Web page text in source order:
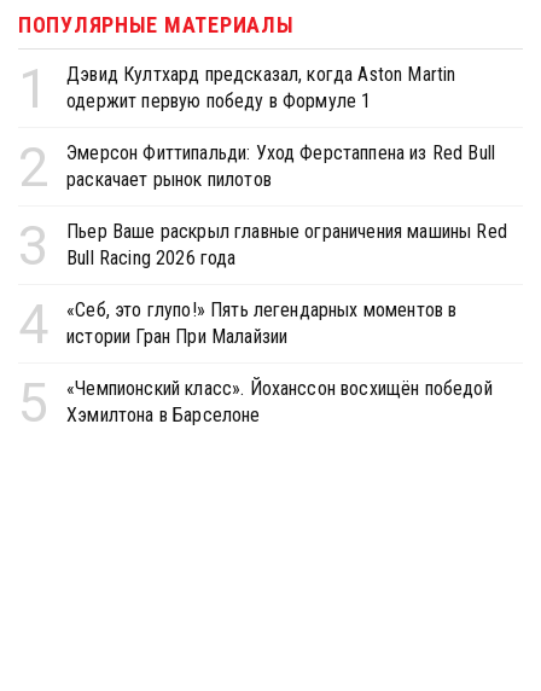
ПОПУЛЯРНЫЕ МАТЕРИАЛЫ
1
Дэвид Култхард предсказал, когда Aston Martin
одержит первую победу в Формуле 1
2
Эмерсон Фиттипальди: Уход Ферстаппена из Red Bull
раскачает рынок пилотов
3
Пьер Ваше раскрыл главные ограничения машины Red
Bull Racing 2026 года
4
«Себ, это глупо!» Пять легендарных моментов в
истории Гран При Малайзии
5
«Чемпионский класс». Йоханссон восхищён победой
Хэмилтона в Барселоне